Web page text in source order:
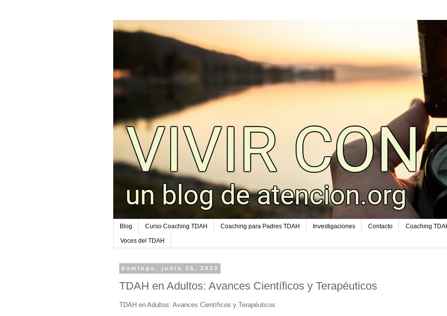
Blog Curso Coaching TDAH Coaching para Padres TDAH Investigaciones Contacto Coaching
Voces del TDAH
domingo, junio 25, 2023
TDAH en Adultos: Avances Científicos y Terapéuticos
TDAH en Adultos: Avances Científicos y Terapéuticos